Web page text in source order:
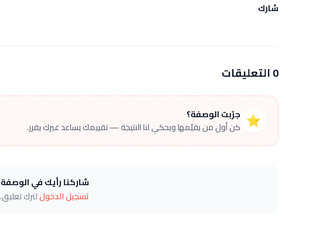
شارك
0 التعليقات
⭐ جرّبت الوصفة؟
كن أول من يقيّمها ويحكي لنا النتيجة — تقييمك يساعد غيرك يقرر.
شاركنا رأيك في الوصفة
تسجيل الدخوللترك تعليق.